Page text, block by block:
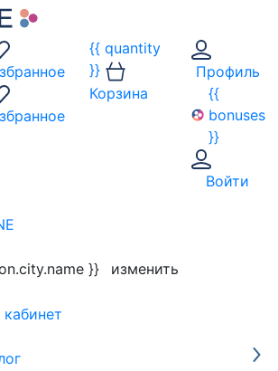
{{ quantity
}}
Корзина
Профиль
{{
bonuses
}}
Войти
}} изменить